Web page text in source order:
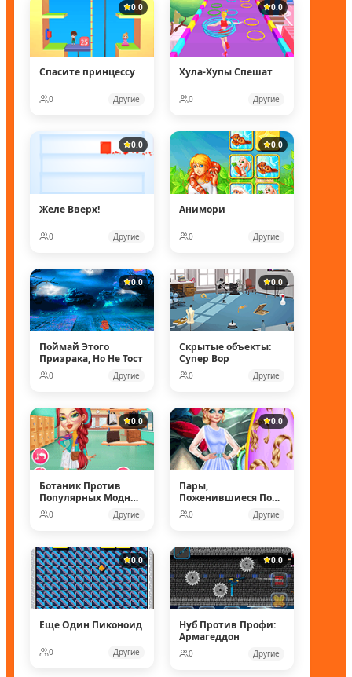
0.0
Спасите принцессу
0 Другие
0.0
Хула-Хупы Спешат
0 Другие
0.0
Желе Вверх!
0 Другие
0.0
Анимори
0 Другие
0.0
Поймай Этого
Призрака, Но Не Тост
0 Другие
0.0
Скрытые объекты:
Супер Вор
0 Другие
0.0
Ботаник Против
Популярных Модных
Кукол
0 Другие
0.0
Пары,
Поженившиеся Под
Водой
0 Другие
0.0
Еще Один Пиконоид
0 Другие
0.0
Нуб Против Профи:
Армагеддон
0 Другие